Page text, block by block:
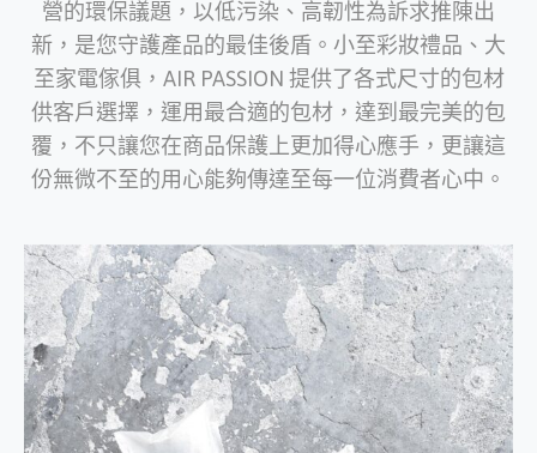
營的環保議題，以低污染、高韌性為訴求推陳出
新，是您守護產品的最佳後盾。小至彩妝禮品、大
至家電傢俱，AIR PASSION 提供了各式尺寸的包材
供客戶選擇，運用最合適的包材，達到最完美的包
覆，不只讓您在商品保護上更加得心應手，更讓這
份無微不至的用心能夠傳達至每一位消費者心中。